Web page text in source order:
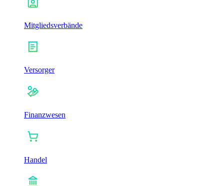
Mitgliedsverbände
Versorger
Finanzwesen
Handel